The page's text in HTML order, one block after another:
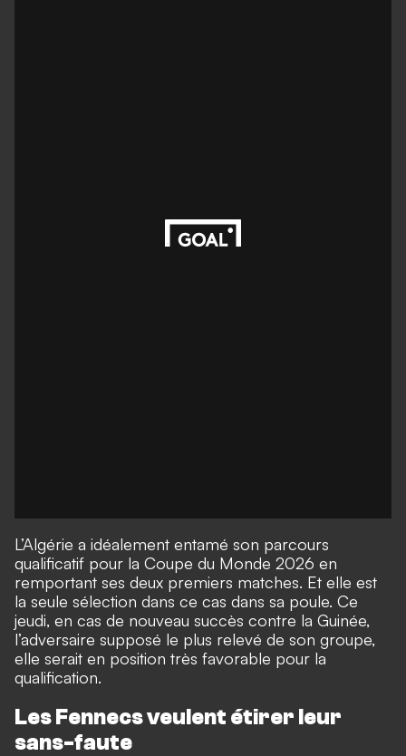
L’Algérie a idéalement entamé son parcours
qualificatif pour la Coupe du Monde 2026 en
remportant ses deux premiers matches. Et elle est
la seule sélection dans ce cas dans sa poule. Ce
jeudi, en cas de nouveau succès contre la Guinée,
l’adversaire supposé le plus relevé de son groupe,
elle serait en position très favorable pour la
qualification.
Les Fennecs veulent étirer leur
sans-faute